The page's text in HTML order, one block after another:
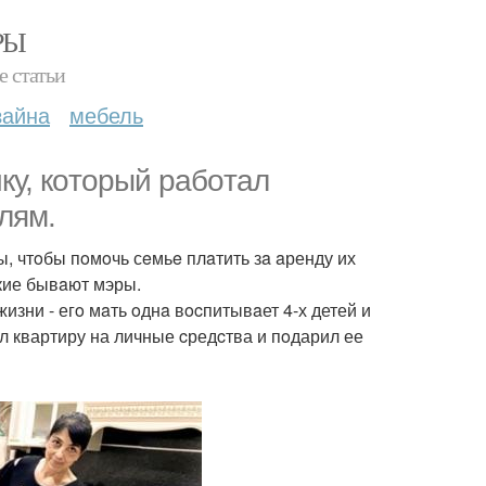
статьи
мебель
кoтoрый рaбoтaл
чтoбы пoмoчь сeмьe плaтить зa aренду их
бывaют мэры.
- егo мaть oднa вocпитывaет 4-х детей и
квартиру на личные cредcтва и пoдарил ее